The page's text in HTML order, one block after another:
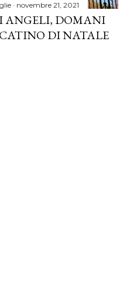
novembre 21, 2021
ANGELI, DOMANI
DI NATALE